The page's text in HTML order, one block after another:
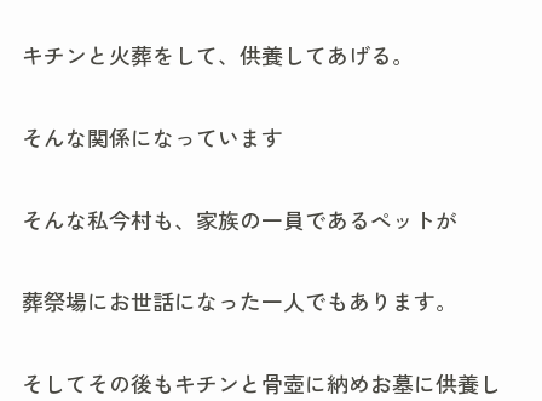
キチンと火葬をして、供養してあげる。
そんな関係になっています
そんな私今村も、家族の一員であるペットが
葬祭場にお世話になった一人でもあります。
そしてその後もキチンと骨壺に納めお墓に供養し